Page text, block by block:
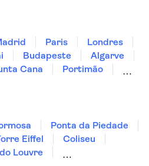
Paris
Londres
Budapeste
Algarve
Cana
Portimão
Ponta da Piedade
Eiffel
Coliseu
Louvre